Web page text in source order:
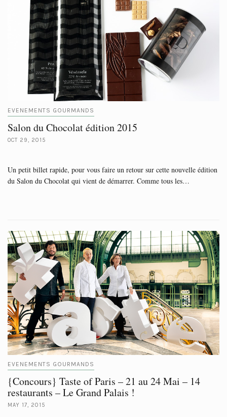
EVENEMENTS GOURMANDS
Salon du Chocolat édition 2015
OCT 29, 2015
Un petit billet rapide, pour vous faire un retour sur cette nouvelle édition
du Salon du Chocolat qui vient de démarrer. Comme tous les…
EVENEMENTS GOURMANDS
{Concours} Taste of Paris – 21 au 24 Mai – 14
restaurants – Le Grand Palais !
MAY 17, 2015